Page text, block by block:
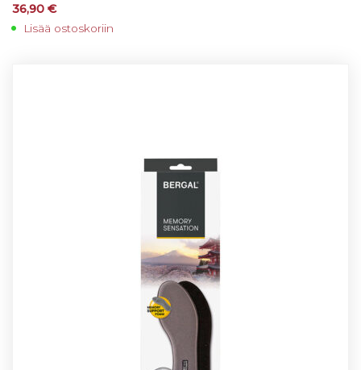
36,90 €
Lisää ostoskoriin